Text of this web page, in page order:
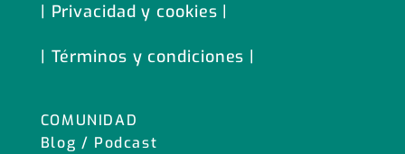
| Privacidad y cookies |
COMUNIDAD
Blog / Podcast
| Términos y condiciones |